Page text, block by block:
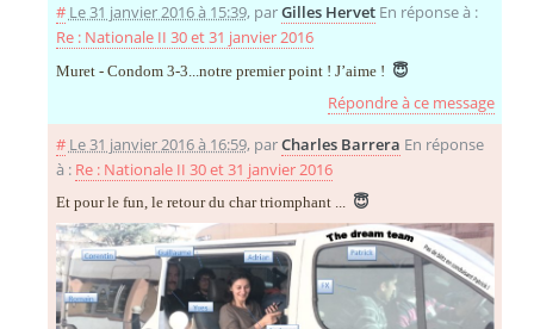
# Le 31 janvier 2016 à 15:39, parGilles Hervet En réponse à :
Re : Nationale II 30 et 31 janvier 2016
Muret - Condom 3-3...notre premier point ! J’aime ! 😇
Répondre à ce message
# Le 31 janvier 2016 à 16:59, parCharles Barrera En réponse
à : Re : Nationale II 30 et 31 janvier 2016
Et pour le fun, le retour du char triomphant ... 😇